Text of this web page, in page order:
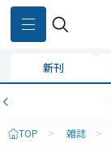
新刊
TOP > 雑誌 >